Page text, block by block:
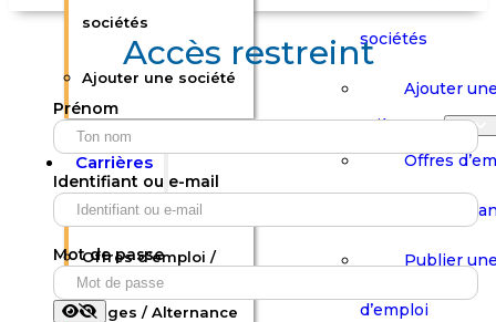
Rechercher
Votre panier est vide.
Boutique
Panier
Boutique
sociétés
Ajouter une société
Carrières
Offres d’emploi /
Stages / Alternance
sociétés
Ajouter
Carrières
Offres
Stages /
Publier
d’emploi
Accès restreint
Prénom
Identifiant ou e-mail
Mot de passe